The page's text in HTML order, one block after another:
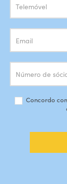
Concordo